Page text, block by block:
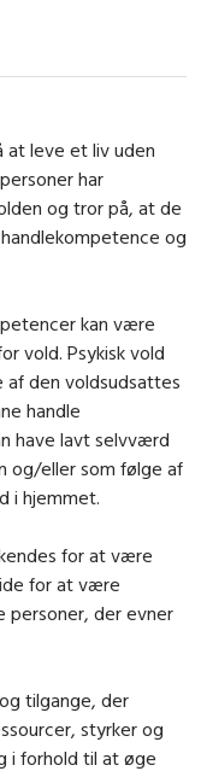
at leve et liv uden
har
og tror på, at de
og
kan være
vold. Psykisk vold
den voldsudsattes
handle
have lavt selvværd
og/eller som følge af
i hjemmet.
for at være
for at være
personer, der evner
tilgange, der
styrker og
i forhold til at øge